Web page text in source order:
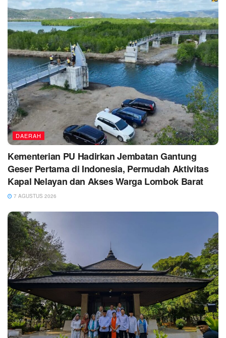
DAERAH
Kementerian PU Hadirkan Jembatan Gantung
Geser Pertama di Indonesia, Permudah Aktivitas
Kapal Nelayan dan Akses Warga Lombok Barat
7 AGUSTUS 2026